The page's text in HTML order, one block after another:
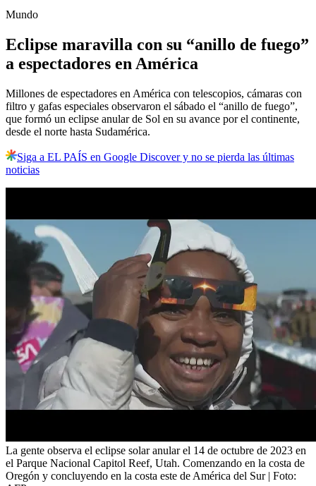
Mundo
Eclipse maravilla con su “anillo de fuego”
a espectadores en América
Millones de espectadores en América con telescopios, cámaras con
filtro y gafas especiales observaron el sábado el “anillo de fuego”,
que formó un eclipse anular de Sol en su avance por el continente,
desde el norte hasta Sudamérica.
Siga a EL PAÍS en Google Discover y no se pierda las últimas
noticias
La gente observa el eclipse solar anular el 14 de octubre de 2023 en
el Parque Nacional Capitol Reef, Utah. Comenzando en la costa de
Oregón y concluyendo en la costa este de América del Sur | Foto: